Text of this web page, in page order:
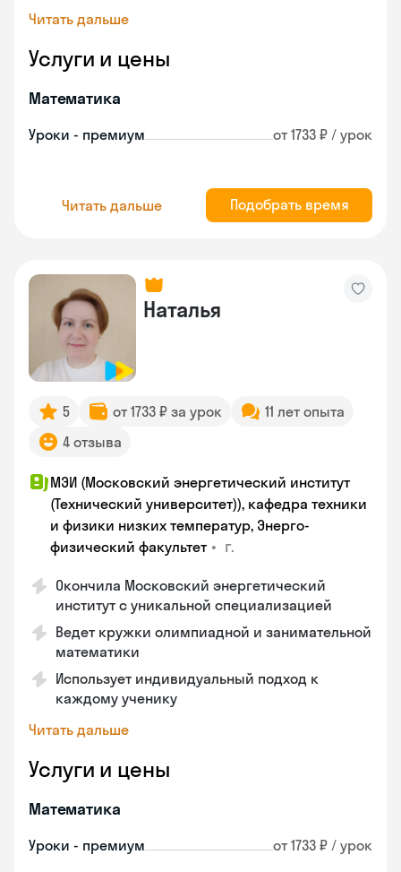
Читать дальше
Услуги и цены
Математика
Уроки - премиум от 1733 ₽ / урок
Читать дальше Подобрать время
Наталья
5 от 1733 ₽ за урок
11 лет опыта
4 отзыва
МЭИ (Московский энергетический институт
(Технический университет)), кафедра техники
и физики низких температур, Энерго-
физический факультет • г.
Окончила Московский энергетический
институт с уникальной специализацией
Ведет кружки олимпиадной и занимательной
математики
Использует индивидуальный подход к
каждому ученику
Читать дальше
Услуги и цены
Математика
Уроки - премиум от 1733 ₽ / урок